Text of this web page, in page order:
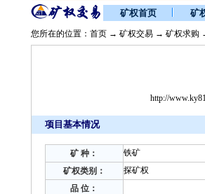
矿权首页 矿
您所在的位置： 首页 → 矿权交易 → 矿权求购
http://
项目基本情况
矿 种： 铁矿
矿权类别：
探矿权
品 位：